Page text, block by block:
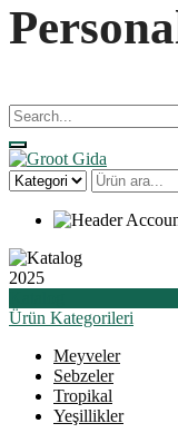
2025
Ürün Kategorileri
Meyveler
Sebzeler
Tropikal
Yeşillikler